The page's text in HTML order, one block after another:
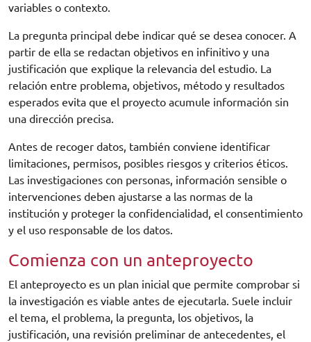
variables o contexto.
La pregunta principal debe indicar qué se desea conocer. A
partir de ella se redactan objetivos en infinitivo y una
justificación que explique la relevancia del estudio. La
relación entre problema, objetivos, método y resultados
esperados evita que el proyecto acumule información sin
una dirección precisa.
Antes de recoger datos, también conviene identificar
limitaciones, permisos, posibles riesgos y criterios éticos.
Las investigaciones con personas, información sensible o
intervenciones deben ajustarse a las normas de la
institución y proteger la confidencialidad, el consentimiento
y el uso responsable de los datos.
Comienza con un anteproyecto
El anteproyecto es un plan inicial que permite comprobar si
la investigación es viable antes de ejecutarla. Suele incluir
el tema, el problema, la pregunta, los objetivos, la
justificación, una revisión preliminar de antecedentes, el